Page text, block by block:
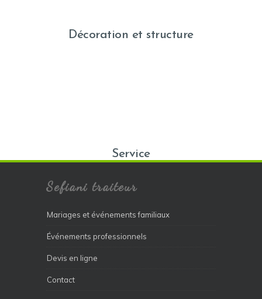
Décoration et structure
Service
Sefiani traiteur
Mariages et événements familiaux
Événements professionnels
Devis en ligne
Contact